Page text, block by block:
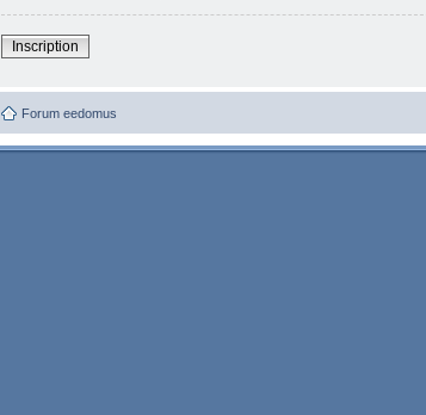
Inscription
Forum eedomus